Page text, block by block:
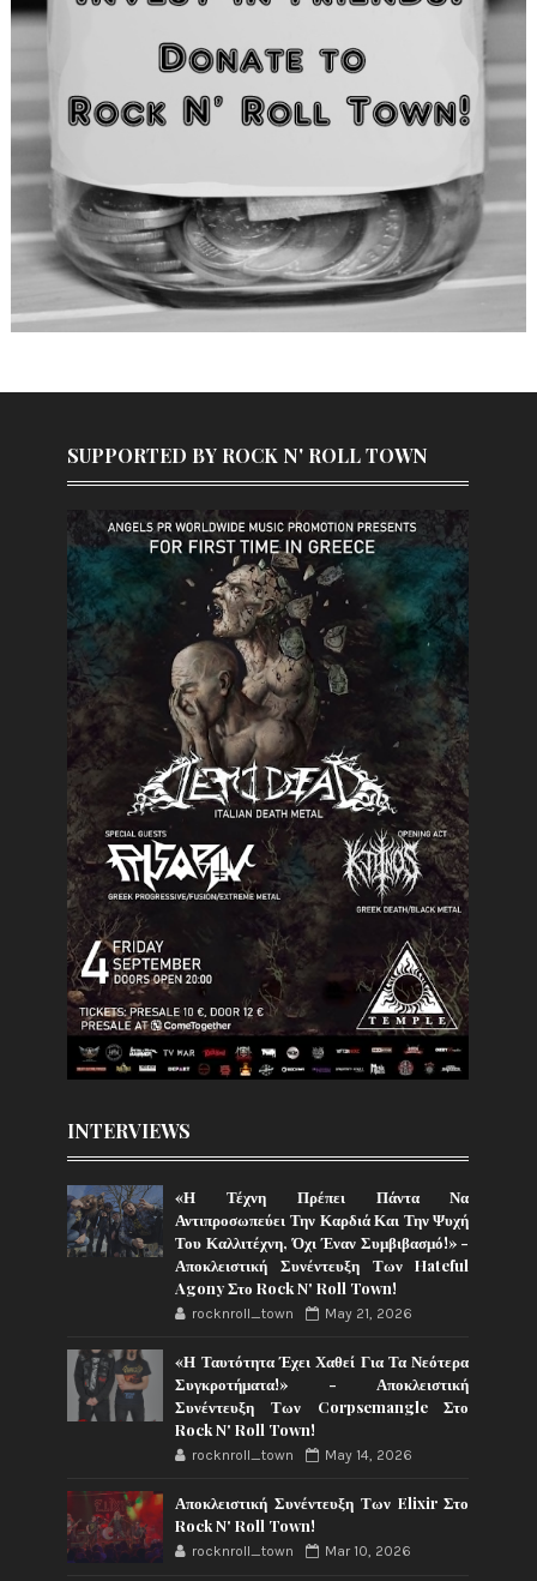
SUPPORTED BY ROCK N' ROLL TOWN
INTERVIEWS
«Η Τέχνη Πρέπει Πάντα Να
Αντιπροσωπεύει Την Καρδιά Και Την Ψυχή
Του Καλλιτέχνη, Όχι Έναν Συμβιβασμό!» -
Αποκλειστική Συνέντευξη Των Hateful
Agony Στο Rock N' Roll Town!
rocknroll_town May 21, 2026
«Η Ταυτότητα Έχει Χαθεί Για Τα Νεότερα
Συγκροτήματα!» - Αποκλειστική
Συνέντευξη Των Corpsemangle Στο
Rock N' Roll Town!
rocknroll_town May 14, 2026
Αποκλειστική Συνέντευξη Των Elixir Στο
Rock N' Roll Town!
rocknroll_town Mar 10, 2026